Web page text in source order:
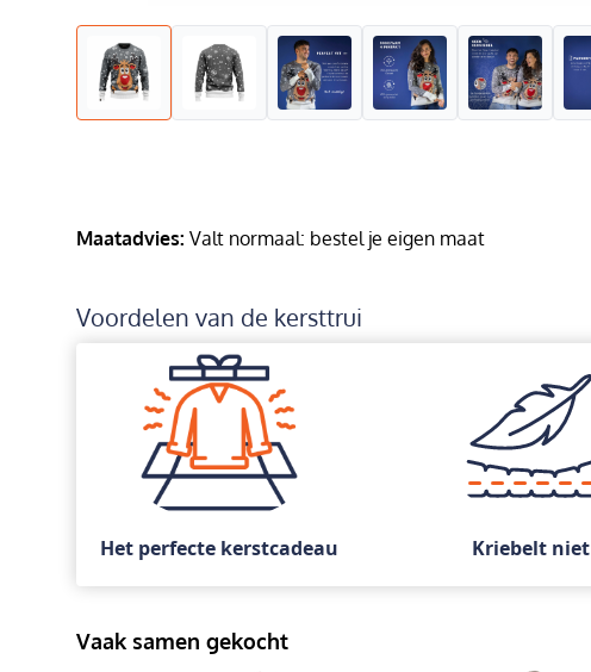
Maatadvies: Valt normaal: bestel je eigen maat
Voordelen van de kersttrui
Het perfecte kerstcadeau Kriebelt niet
Vaak samen gekocht